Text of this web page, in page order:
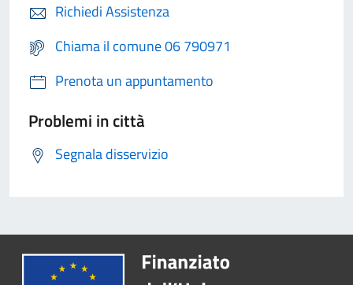
Richiedi Assistenza
Chiama il comune 06 790971
Prenota un appuntamento
Problemi in città
Segnala disservizio